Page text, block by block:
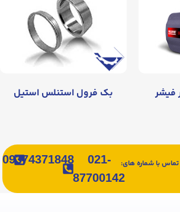
فیشر بک فرول استنلس استیل
تماس با شماره های:
021-
87700142
09374371848